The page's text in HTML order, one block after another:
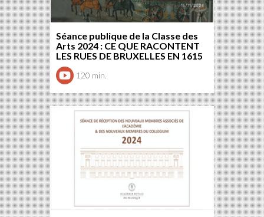
Séance publique de la Classe des
Arts 2024 : CE QUE RACONTENT
LES RUES DE BRUXELLES EN 1615
120 min.